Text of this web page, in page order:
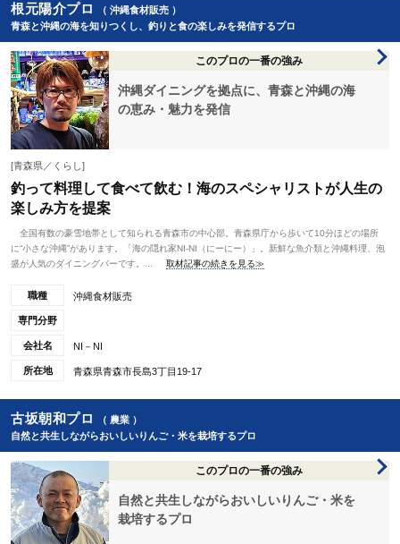
根元陽介プロ
（ 沖縄食材販売 ）
青森と沖縄の海を知りつくし、釣りと食の楽しみを発信するプロ
このプロの一番の強み
沖縄ダイニングを拠点に、青森と沖縄の海
の恵み・魅力を発信
[青森県／くらし]
釣って料理して食べて飲む！海のスペシャリストが人生の
楽しみ方を提案
全国有数の豪雪地帯として知られる青森市の中心部。青森県庁から歩いて10分ほどの場所
に“小さな沖縄”があります。「海の隠れ家NI-NI（にーにー）」。新鮮な魚介類と沖縄料理、泡
盛が人気のダイニングバーです。...
取材記事の続きを見る≫
職種 沖縄食材販売
専門分野
会社名 NI－NI
所在地 青森県青森市長島3丁目19‐17
古坂朝和プロ
（ 農業 ）
自然と共生しながらおいしいりんご・米を栽培するプロ
このプロの一番の強み
自然と共生しながらおいしいりんご・米を
栽培するプロ